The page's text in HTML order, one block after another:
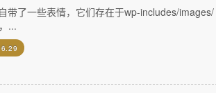
带了一些表情，它们存在于wp-includes/images/
...